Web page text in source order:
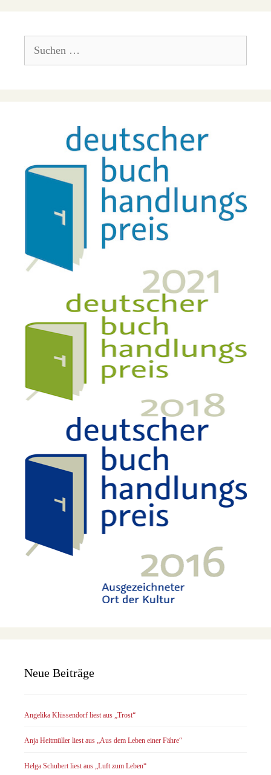
Neue Beiträge
Angelika Klüssendorf liest aus „Trost“
Anja Heitmüller liest aus „Aus dem Leben einer Fähre“
Helga Schubert liest aus „Luft zum Leben“